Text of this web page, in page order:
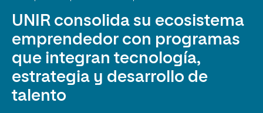
UNIR consolida su ecosistema
emprendedor con programas
que integran tecnología,
estrategia y desarrollo de
talento